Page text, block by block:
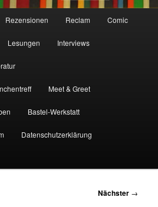
Rezensionen Reclam Comic
Lesungen Interviews
Meet & Greet
Bastel-Werkstatt
Datenschutzerklärung
Nächster →